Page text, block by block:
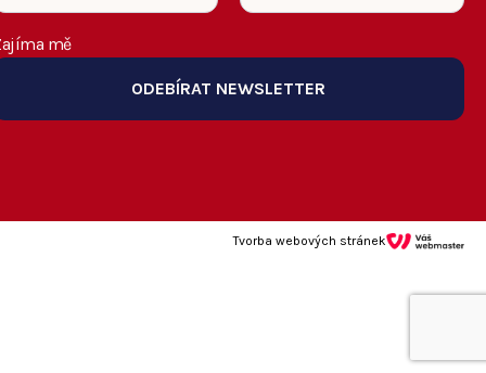
mě
ODEBÍRAT NEWSLETTER
Tvorba webových stránek